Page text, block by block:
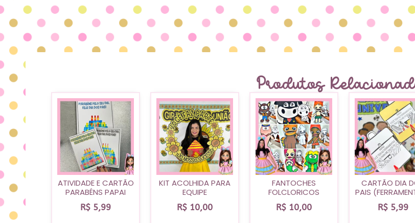
Produtos
ATIVIDADE E CARTÃO
PARABÉNS PAPAI
R$ 5,99
KIT ACOLHIDA PARA
EQUIPE
R$ 10,00
FANTOCHES
FOLCLORICOS
R$ 10,00
CARTÃO DIA
PAIS
R$ 5,99